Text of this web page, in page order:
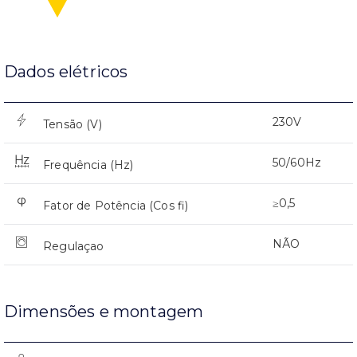
Dados elétricos
Tensão (V) 230V
Frequência (Hz) 50/60Hz
Fator de Potência (Cos fi) ≥0,5
Regulaçao NÃO
Dimensões e montagem